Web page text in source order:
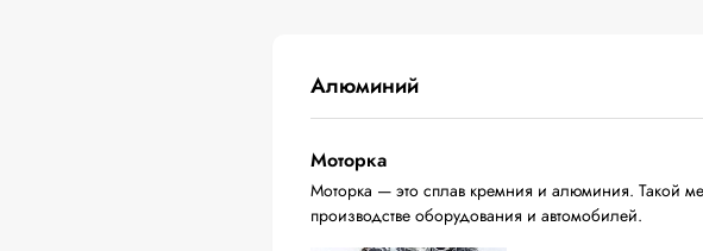
Алюминий
Моторка
Моторка — это сплав кремния и алюминия. Такой
производстве оборудования и автомобилей.